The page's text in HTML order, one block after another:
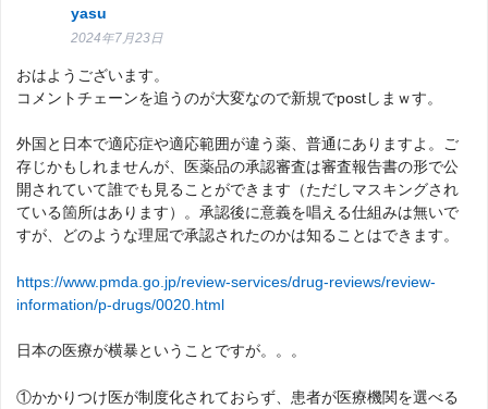
yasu
2024年7月23日
おはようございます。
コメントチェーンを追うのが大変なので新規でpostしまｗす。
外国と日本で適応症や適応範囲が違う薬、普通にありますよ。ご
存じかもしれませんが、医薬品の承認審査は審査報告書の形で公
開されていて誰でも見ることができます（ただしマスキングされ
ている箇所はあります）。承認後に意義を唱える仕組みは無いで
すが、どのような理屈で承認されたのかは知ることはできます。
https://www.pmda.go.jp/review-services/drug-reviews/review-
information/p-drugs/0020.html
日本の医療が横暴ということですが。。。
①かかりつけ医が制度化されておらず、患者が医療機関を選べる